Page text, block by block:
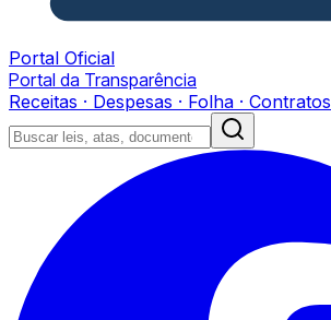
Portal Oficial
Portal da Transparência
Receitas · Despesas · Folha · Contratos